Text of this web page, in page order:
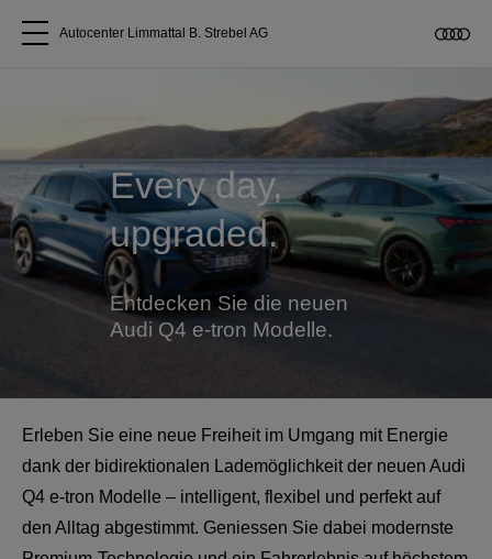
Über uns
Audi kaufen
Service & Reparatur
Geschäftskunden
Autocenter Limmattal B. Strebel AG
Every day,
upgraded.
Entdecken Sie die neuen
Audi Q4 e-tron Modelle.
Erleben Sie eine neue Freiheit im Umgang mit Energie
dank der bidirektionalen Lademöglichkeit der neuen Audi
Q4 e-tron Modelle – intelligent, flexibel und perfekt auf
den Alltag abgestimmt. Geniessen Sie dabei modernste